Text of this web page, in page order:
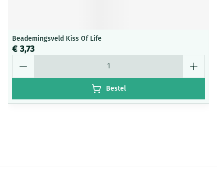
Beademingsveld Kiss Of Life
€ 3,73
Bestel